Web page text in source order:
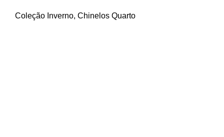
Coleção Inverno, Chinelos Quarto